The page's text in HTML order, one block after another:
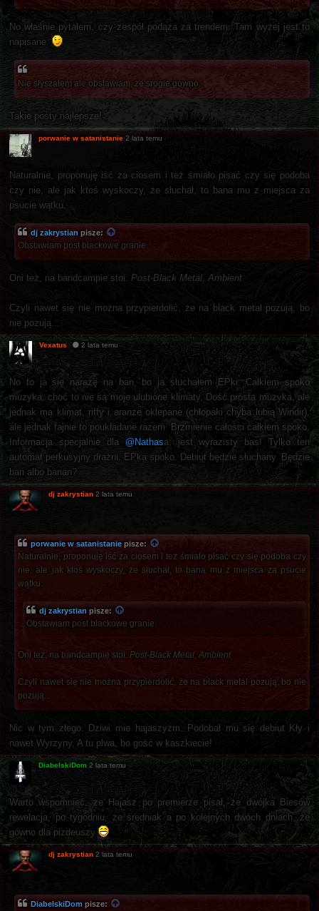
No właśnie pytałem, czy zespół podąża za trendem. Tam wyżej jest to
napisane.
Nie słyszałem ale obstawiam, że srogie gówno.
Takie posty najlepsze!
porwanie w satanistanie 2 lata temu
Naturalnie, proponuję iść za ciosem i też śmiało pisać czy się podoba
czy nie, ale jak ktoś wyskoczy, że słuchał, to bana mu z miejsca za
psucie wątku.
dj zakrystian pisze:
Obstawiam post blackowe granie.
Oni też, na bandcampie stoi: Post-Black Metal, Ambient
Czyli nawet się nie można przypierdolić, że na black metal pozują, bo
nie pozują...
Vexatus 2 lata temu
No to ja się narażę na ban, bo ja słuchałem EPki. Całkiem spoko
muzyka, choć to nie są moje ulubione klimaty. Dość prosta muzyka, ale
jednak ma klimat, riffy i aranże oklepane (chłopaki chyba lubią Windir),
ale jednak fajnie to poukładane razem. Brzmienie całości całkiem spoko.
Informacja specjalnie dla @Nathasa: jest wyrazisty bas! Tylko ten
automat perkusyjny drażni. EPka spoko. Debiut będzie słuchany. Będzie
ban albo banan?
dj zakrystian 2 lata temu
porwanie w satanistanie pisze:
Naturalnie, proponuję iść za ciosem i też śmiało pisać czy się podoba czy
nie, ale jak ktoś wyskoczy, że słuchał, to bana mu z miejsca za psucie
wątku.
dj zakrystian pisze:
Obstawiam post blackowe granie.
Oni też, na bandcampie stoi: Post-Black Metal, Ambient
Czyli nawet się nie można przypierdolić, że na black metal pozują, bo nie
pozują...
Nic w tym złego. Dziwi mie hajaszyzm. Podobał mu się debiut Kły i
nawet Wyrzyny. A tu plwa, bo gość w kaszkiecie!
DiabelskiDom 2 lata temu
Warto wspomnieć, że Hajasz po premierze pisał, że dwójka Biesów
rewelacja, po tygodniu, że średniak a po kolejnych dwóch dniach, że
gówno dla pizdeuszy
dj zakrystian 2 lata temu
DiabelskiDom pisze: